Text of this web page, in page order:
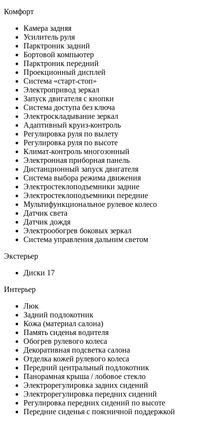
Комфорт
Камера задняя
Усилитель руля
Парктроник задний
Бортовой компьютер
Парктроник передний
Проекционный дисплей
Система «старт-стоп»
Электропривод зеркал
Запуск двигателя с кнопки
Система доступа без ключа
Электроскладывание зеркал
Адаптивный круиз-контроль
Регулировка руля по вылету
Регулировка руля по высоте
Климат-контроль многозонный
Электронная приборная панель
Дистанционный запуск двигателя
Система выбора режима движения
Электростеклоподъемники задние
Электростеклоподъемники передние
Мультифункциональное рулевое колесо
Датчик света
Датчик дождя
Электрообогрев боковых зеркал
Система управления дальним светом
Экстерьер
Диски 17
Интерьер
Люк
Задний подлокотник
Кожа (материал салона)
Память сиденья водителя
Обогрев рулевого колеса
Декоративная подсветка салона
Отделка кожей рулевого колеса
Передний центральный подлокотник
Панорамная крыша / лобовое стекло
Электрорегулировка задних сидений
Электрорегулировка передних сидений
Регулировка передних сидений по высоте
Передние сиденья с поясничной поддержкой